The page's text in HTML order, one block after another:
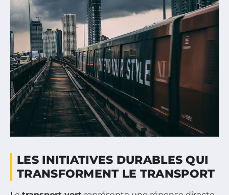
LES INITIATIVES DURABLES QUI
TRANSFORMENT LE TRANSPORT